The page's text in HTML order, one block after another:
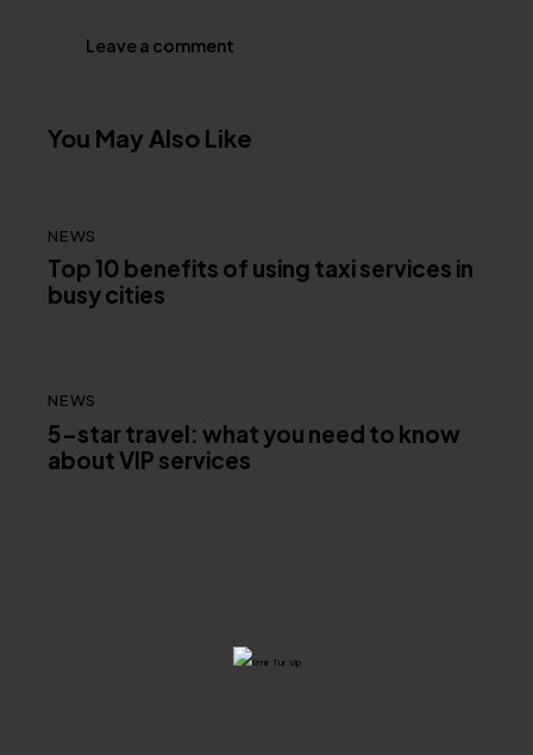
You May Also Like
NEWS
Top 10 benefits of using taxi services in
busy cities
NEWS
5-star travel: what you need to know
about VIP services